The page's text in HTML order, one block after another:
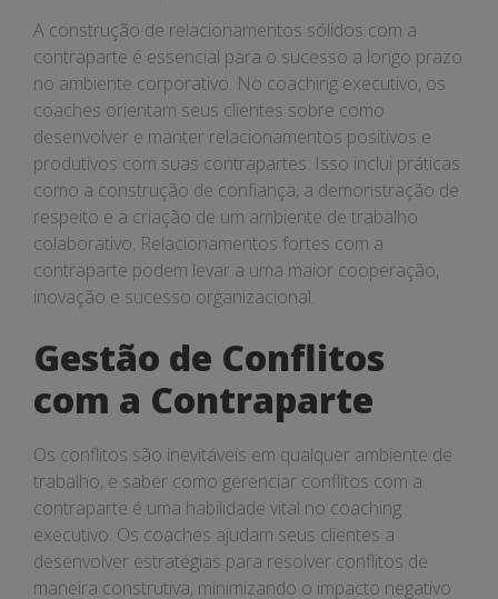
A construção de relacionamentos sólidos com a
contraparte é essencial para o sucesso a longo prazo
no ambiente corporativo. No coaching executivo, os
coaches orientam seus clientes sobre como
desenvolver e manter relacionamentos positivos e
produtivos com suas contrapartes. Isso inclui práticas
como a construção de confiança, a demonstração de
respeito e a criação de um ambiente de trabalho
colaborativo. Relacionamentos fortes com a
contraparte podem levar a uma maior cooperação,
inovação e sucesso organizacional.
Gestão de Conflitos
com a Contraparte
Os conflitos são inevitáveis em qualquer ambiente de
trabalho, e saber como gerenciar conflitos com a
contraparte é uma habilidade vital no coaching
executivo. Os coaches ajudam seus clientes a
desenvolver estratégias para resolver conflitos de
maneira construtiva, minimizando o impacto negativo